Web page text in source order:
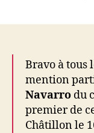
Bravo à tous
mention
Navarro du
premier de
Châtillon le